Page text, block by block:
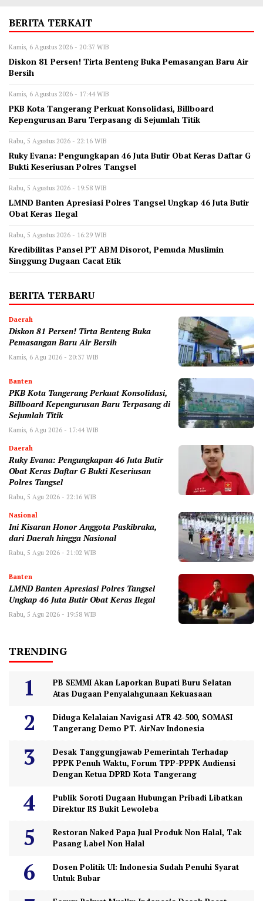
BERITA TERKAIT
Kamis, 6 Agustus 2026 - 20:37 WIB
Diskon 81 Persen! Tirta Benteng Buka Pemasangan Baru Air
Bersih
Kamis, 6 Agustus 2026 - 17:44 WIB
‎PKB Kota Tangerang Perkuat Konsolidasi, Billboard
Kepengurusan Baru Terpasang di Sejumlah Titik ‎
Rabu, 5 Agustus 2026 - 22:16 WIB
‎Ruky Evana: Pengungkapan 46 Juta Butir Obat Keras Daftar G
Bukti Keseriusan Polres Tangsel
Rabu, 5 Agustus 2026 - 19:58 WIB
LMND Banten Apresiasi Polres Tangsel Ungkap 46 Juta Butir
Obat Keras Ilegal
Rabu, 5 Agustus 2026 - 16:29 WIB
‎Kredibilitas Pansel PT ABM Disorot, Pemuda Muslimin
Singgung Dugaan Cacat Etik
BERITA TERBARU
Daerah
Diskon 81 Persen! Tirta Benteng Buka
Pemasangan Baru Air Bersih
Kamis, 6 Agu 2026 - 20:37 WIB
Banten
‎PKB Kota Tangerang Perkuat Konsolidasi,
Billboard Kepengurusan Baru Terpasang di
Sejumlah Titik ‎
Kamis, 6 Agu 2026 - 17:44 WIB
Daerah
‎Ruky Evana: Pengungkapan 46 Juta Butir
Obat Keras Daftar G Bukti Keseriusan
Polres Tangsel
Rabu, 5 Agu 2026 - 22:16 WIB
Nasional
Ini Kisaran Honor Anggota Paskibraka,
dari Daerah hingga Nasional
Rabu, 5 Agu 2026 - 21:02 WIB
Banten
LMND Banten Apresiasi Polres Tangsel
Ungkap 46 Juta Butir Obat Keras Ilegal
Rabu, 5 Agu 2026 - 19:58 WIB
TRENDING
PB SEMMI Akan Laporkan Bupati Buru Selatan
Atas Dugaan Penyalahgunaan Kekuasaan
Diduga Kelalaian Navigasi ATR 42-500, SOMASI
Tangerang Demo PT. AirNav Indonesia
Desak Tanggungjawab Pemerintah Terhadap
PPPK Penuh Waktu, Forum TPP-PPPK Audiensi
Dengan Ketua DPRD Kota Tangerang
Publik Soroti Dugaan Hubungan Pribadi Libatkan
Direktur RS Bukit Lewoleba
Restoran Naked Papa Jual Produk Non Halal, Tak
Pasang Label Non Halal
Dosen Politik UI: Indonesia Sudah Penuhi Syarat
Untuk Bubar